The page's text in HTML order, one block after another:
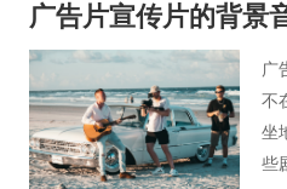
广告片宣传片的背景
广
不
坐
些